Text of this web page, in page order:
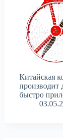
Китайская
производит
быстро